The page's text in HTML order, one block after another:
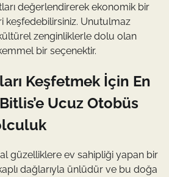
değerlendirerek ekonomik bir
keşfedebilirsiniz. Unutulmaz
zenginliklerle dolu olan
bir seçenektir.
Keşfetmek İçin En
Ucuz Otobüs
güzelliklere ev sahipliği yapan bir
dağlarıyla ünlüdür ve bu doğa